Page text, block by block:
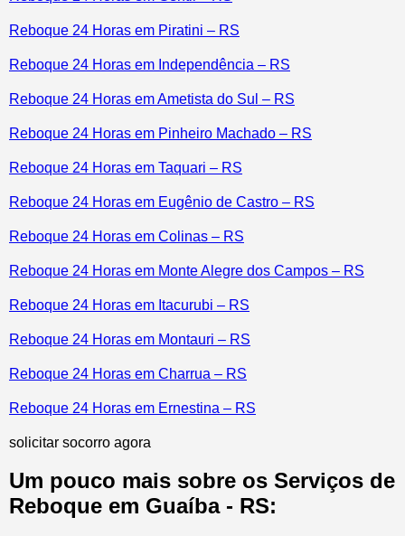
Reboque 24 Horas em Piratini – RS
Reboque 24 Horas em Independência – RS
Reboque 24 Horas em Ametista do Sul – RS
Reboque 24 Horas em Pinheiro Machado – RS
Reboque 24 Horas em Taquari – RS
Reboque 24 Horas em Eugênio de Castro – RS
Reboque 24 Horas em Colinas – RS
Reboque 24 Horas em Monte Alegre dos Campos – RS
Reboque 24 Horas em Itacurubi – RS
Reboque 24 Horas em Montauri – RS
Reboque 24 Horas em Charrua – RS
Reboque 24 Horas em Ernestina – RS
solicitar socorro agora
Um pouco mais sobre os Serviços de
Reboque em Guaíba - RS: